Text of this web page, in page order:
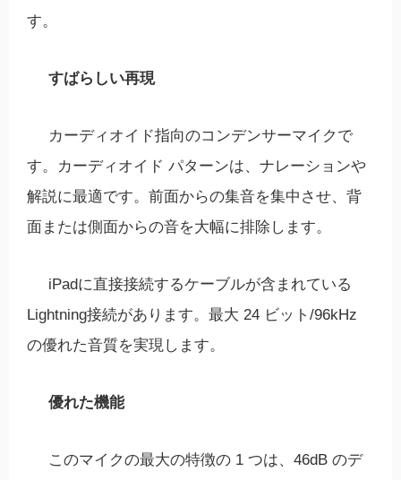
す。
すばらしい再現
カーディオイド指向のコンデンサーマイクで
す。カーディオイド パターンは、ナレーションや
解説に最適です。前面からの集音を集中させ、背
面または側面からの音を大幅に排除します。
iPadに直接接続するケーブルが含まれている
Lightning接続があります。最大 24 ビット/96kHz
の優れた音質を実現します。
優れた機能
このマイクの最大の特徴の 1 つは、46dB のデ